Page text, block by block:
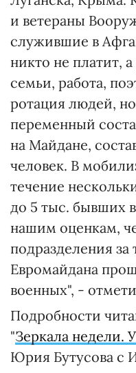
и ветераны
служившие в
никто не платит,
семьи, работа,
ротация людей,
переменный
на Майдане,
человек. В
течение
до 5 тыс. бывших
нашим оценкам,
подразделения за
Евромайдана
военных", -
Подробности
"Зеркала недели.
Юрия Бутусова с